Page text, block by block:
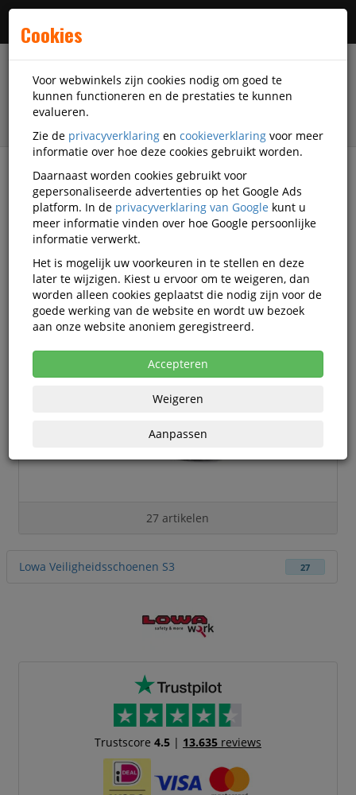
filter
Veiligheidsartikelen Lowa
Lowa veiligheidsartikelen
Lowa Werkschoenen
27 artikelen
Lowa Veiligheidsschoenen S3 27
Trustscore 4.5| 13.635reviews
Cookies
Voor webwinkels zijn cookies nodig om goed te
kunnen functioneren en de prestaties te kunnen
evalueren.
Zie de privacyverklaring en cookieverklaring voor meer
informatie over hoe deze cookies gebruikt worden.
Daarnaast worden cookies gebruikt voor
gepersonaliseerde advertenties op het Google Ads
platform. In de privacyverklaring van Google kunt u
meer informatie vinden over hoe Google persoonlijke
informatie verwerkt.
Het is mogelijk uw voorkeuren in te stellen en deze
later te wijzigen. Kiest u ervoor om te weigeren, dan
worden alleen cookies geplaatst die nodig zijn voor de
goede werking van de website en wordt uw bezoek
aan onze website anoniem geregistreerd.
Accepteren
Weigeren
Aanpassen